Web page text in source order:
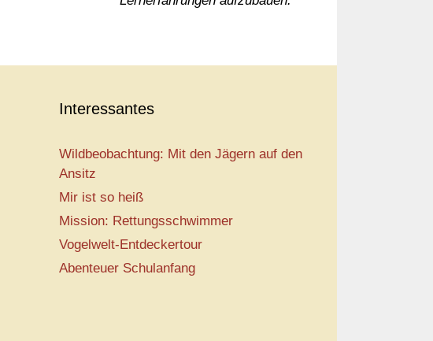
Interessantes
Wildbeobachtung: Mit den Jägern auf den
Ansitz
Mir ist so heiß
Mission: Rettungsschwimmer
Vogelwelt-Entdeckertour
Abenteuer Schulanfang